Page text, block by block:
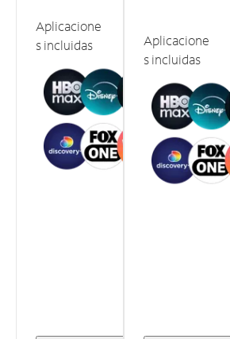
Aplicacione
s incluidas
Aplicacione
s incluidas